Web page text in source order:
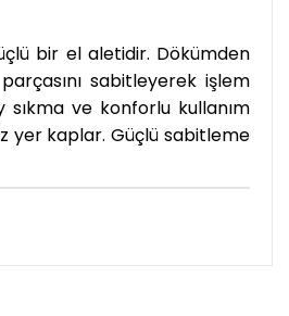
bir el aletidir. Dökümden
sabitleyerek işlem
sıkma ve konforlu kullanım
yer kaplar. Güçlü sabitleme